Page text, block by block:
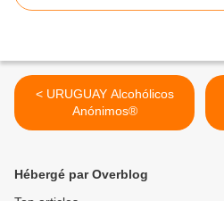
< URUGUAY Alcohólicos
Anónimos®
Hébergé par Overblog